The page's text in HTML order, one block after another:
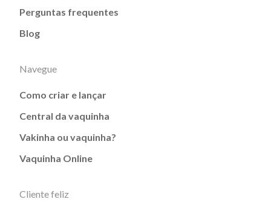
Perguntas frequentes
Blog
Navegue
Como criar e lançar
Central da vaquinha
Vakinha ou vaquinha?
Vaquinha Online
Cliente feliz